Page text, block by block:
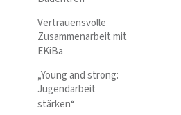
Vertrauensvolle
Zusammenarbeit mit
EKiBa
„Young and strong:
Jugendarbeit
stärken“